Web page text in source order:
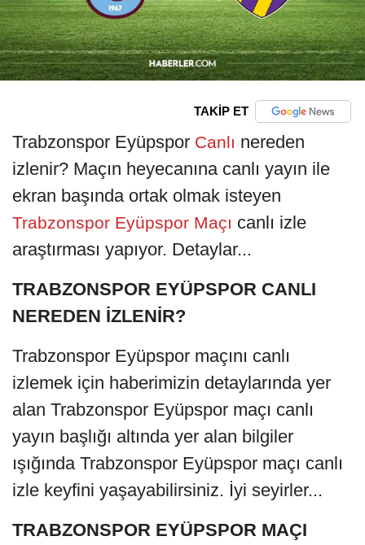
TAKİP ET
Trabzonspor Eyüpspor Canlı nereden
izlenir? Maçın heyecanına canlı yayın ile
ekran başında ortak olmak isteyen
Trabzonspor Eyüpspor Maçı canlı izle
araştırması yapıyor. Detaylar...
TRABZONSPOR EYÜPSPOR CANLI
NEREDEN İZLENİR?
Trabzonspor Eyüpspor maçını canlı
izlemek için haberimizin detaylarında yer
alan Trabzonspor Eyüpspor maçı canlı
yayın başlığı altında yer alan bilgiler
ışığında Trabzonspor Eyüpspor maçı canlı
izle keyfini yaşayabilirsiniz. İyi seyirler...
TRABZONSPOR EYÜPSPOR MAÇI